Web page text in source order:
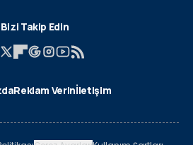
Bizi Takip Edin
Reklam Verinİletişim